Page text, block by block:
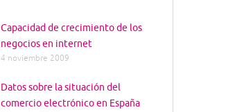
Capacidad de crecimiento de los
negocios en internet
4 noviembre 2009
Datos sobre la situación del
comercio electrónico en España